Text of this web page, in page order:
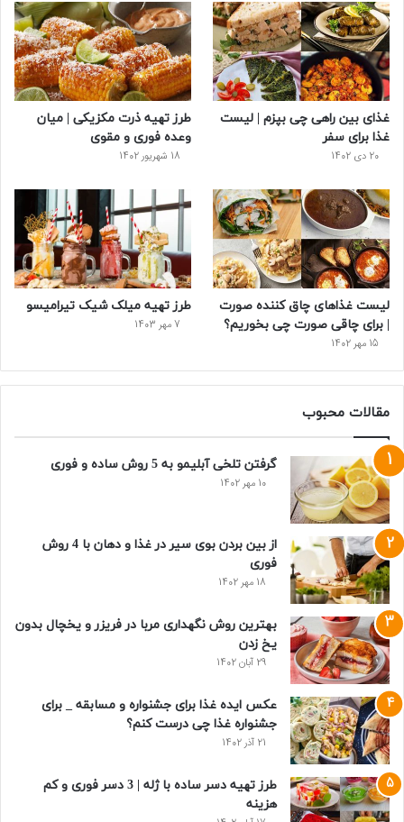
و
ک
ت
ر
ر
ی
س
ت
و
ب
ر
س
غذای بین راهی چی بپزم | لیست
غذا برای سفر
20 دی 1402
طرز تهیه ذرت مکزیکی | میان
وعده فوری و مقوی
18 شهریور 1402
لیست غذاهای چاق کننده صورت
| برای چاقی صورت چی بخوریم؟
15 مهر 1402
طرز تهیه میلک شیک تیرامیسو
7 مهر 1403
مقالات محبوب
گرفتن تلخی آبلیمو به 5 روش ساده و فوری
10 مهر 1402
از بین بردن بوی سیر در غذا و دهان با 4 روش
فوری
18 مهر 1402
بهترین روش نگهداری مربا در فریزر و یخچال بدون
یخ زدن
29 آبان 1402
عکس ایده غذا برای جشنواره و مسابقه _ برای
جشنواره غذا چی درست کنم؟
21 آذر 1402
طرز تهیه دسر ساده با ژله | 3 دسر فوری و کم
هزینه